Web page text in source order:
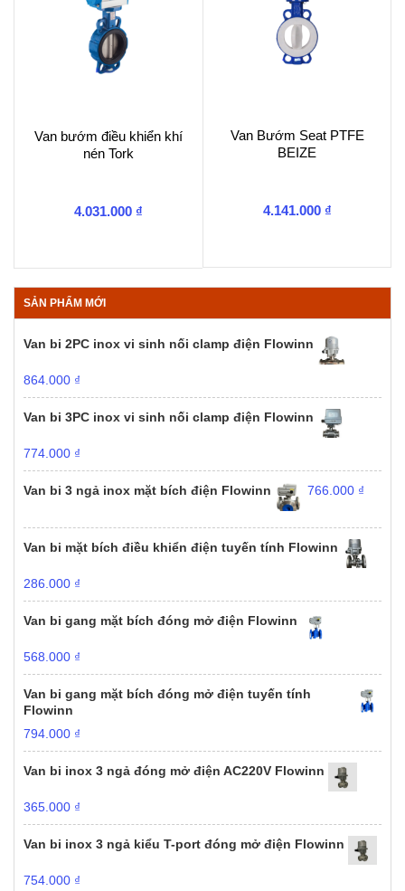
Van bướm điều khiển khí
nén Tork
4.031.000 ₫
Van Bướm Seat PTFE
BEIZE
4.141.000 ₫
SẢN PHẨM MỚI
Van bi 2PC inox vi sinh nối clamp điện Flowinn
864.000 ₫
Van bi 3PC inox vi sinh nối clamp điện Flowinn
774.000 ₫
Van bi 3 ngả inox mặt bích điện Flowinn 766.000 ₫
Van bi mặt bích điều khiển điện tuyến tính Flowinn
286.000 ₫
Van bi gang mặt bích đóng mở điện Flowinn
568.000 ₫
Van bi gang mặt bích đóng mở điện tuyến tính
Flowinn
794.000 ₫
Van bi inox 3 ngả đóng mở điện AC220V Flowinn
365.000 ₫
Van bi inox 3 ngả kiểu T-port đóng mở điện Flowinn
754.000 ₫